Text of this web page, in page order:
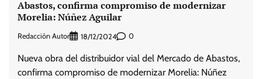
Abastos, confirma compromiso de modernizar
Morelia: Núñez Aguilar
Redacción Autor 18/12/2024 0
Nueva obra del distribuidor vial del Mercado de Abastos,
confirma compromiso de modernizar Morelia: Núñez